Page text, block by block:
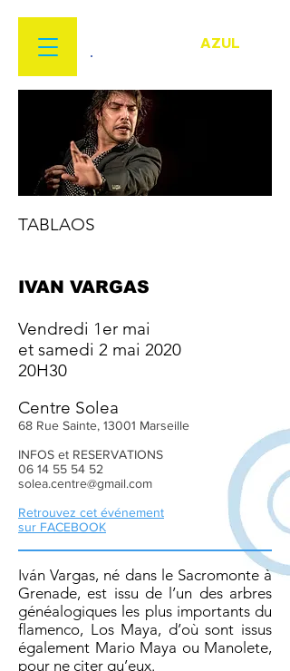
AZUL
TABLAOS
IVAN VARGAS
Vendredi 1er mai
et samedi 2 mai 2020
20H30
Centre Solea
68 Rue Sainte, 13001 Marseille
INFOS et RESERVATIONS
06 14 55 54 52
solea.centre@gmail.com
Retrouvez cet événement
sur FACEBOOK
Iván Vargas, né dans le Sacromonte à
Grenade, est issu de l’un des arbres
généalogiques les plus importants du
flamenco, Los Maya, d’où sont issus
également Mario Maya ou Manolete,
pour ne citer qu’eux.